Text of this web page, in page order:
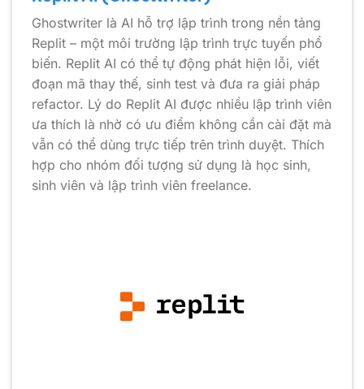
Ghostwriter là AI hỗ trợ lập trình trong nền tảng
Replit – một môi trường lập trình trực tuyến phổ
biến. Replit AI có thể tự động phát hiện lỗi, viết
đoạn mã thay thế, sinh test và đưa ra giải pháp
refactor. Lý do Replit AI được nhiều lập trình viên
ưa thích là nhờ có ưu điểm không cần cài đặt mà
vẫn có thể dùng trực tiếp trên trình duyệt. Thích
hợp cho nhóm đối tượng sử dụng là học sinh,
sinh viên và lập trình viên freelance.